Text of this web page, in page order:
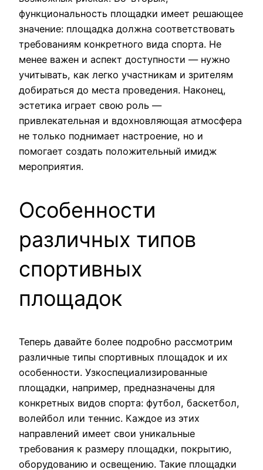
функциональность площадки имеет решающее
значение: площадка должна соответствовать
требованиям конкретного вида спорта. Не
менее важен и аспект доступности — нужно
учитывать, как легко участникам и зрителям
добираться до места проведения. Наконец,
эстетика играет свою роль —
привлекательная и вдохновляющая атмосфера
не только поднимает настроение, но и
помогает создать положительный имидж
мероприятия.
Особенности
различных типов
спортивных
площадок
Теперь давайте более подробно рассмотрим
различные типы спортивных площадок и их
особенности. Узкоспециализированные
площадки, например, предназначены для
конкретных видов спорта: футбол, баскетбол,
волейбол или теннис. Каждое из этих
направлений имеет свои уникальные
требования к размеру площадки, покрытию,
оборудованию и освещению. Такие площадки